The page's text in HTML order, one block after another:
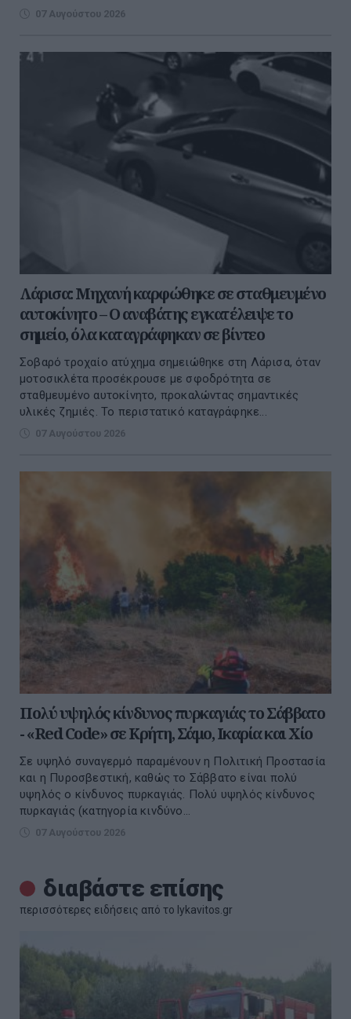
07 Αυγούστου 2026
Λάρισα: Μηχανή καρφώθηκε σε σταθμευμένο
αυτοκίνητο – Ο αναβάτης εγκατέλειψε το
σημείο, όλα καταγράφηκαν σε βίντεο
Σοβαρό τροχαίο ατύχημα σημειώθηκε στη Λάρισα, όταν
μοτοσικλέτα προσέκρουσε με σφοδρότητα σε
σταθμευμένο αυτοκίνητο, προκαλώντας σημαντικές
υλικές ζημιές. Το περιστατικό καταγράφηκε...
07 Αυγούστου 2026
Πολύ υψηλός κίνδυνος πυρκαγιάς το Σάββατο
- «Red Code» σε Κρήτη, Σάμο, Ικαρία και Χίο
Σε υψηλό συναγερμό παραμένουν η Πολιτική Προστασία
και η Πυροσβεστική, καθώς το Σάββατο είναι πολύ
υψηλός ο κίνδυνος πυρκαγιάς. Πολύ υψηλός κίνδυνος
πυρκαγιάς (κατηγορία κινδύνο...
07 Αυγούστου 2026
διαβάστε επίσης
περισσότερες ειδήσεις από το lykavitos.gr